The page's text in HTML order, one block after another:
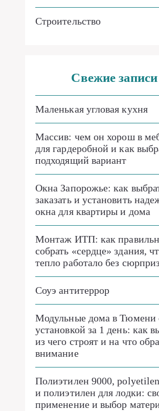
Строительство
Свежие записи
Маленькая угловая кухня
Массив: чем он хорош в
для гардеробной и как
подходящий вариант
Окна Запорожье: как
заказать и установить
окна для квартиры и дома
Монтаж ИТП: как
собрать «сердце» здания,
тепло работало без
Соуэ антитеррор
Модульные дома в Тюмени
установкой за 1 день: как
из чего строят и на что
внимание
Полиэтилен 9000,
и полиэтилен для лодки:
применение и выбор